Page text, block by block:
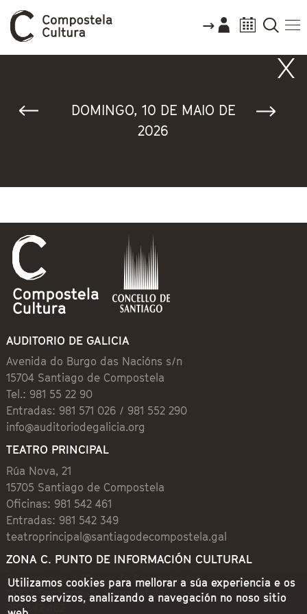
DOMINGO, 10 DE MAIO DE
2026
AUDITORIO DE GALICIA
Avenida do Burgo das Nacións s/n
15704 Santiago de Compostela
Tel.: 981 55 22 90
Entradas: 981 571 026 / 981 552 290
info@auditoriodegalicia.org
TEATRO PRINCIPAL
Rúa Nova, 21
15705 Santiago de Compostela
Oficinas: 981 542 461
Entradas: 981 542 349
teatroprincipal@santiagodecompostela.gal
ZONA C. PUNTO DE INFORMACIÓN CULTURAL
Preguntoiro, 1 (Praza de Cervantes)
15704 Santiago de Compostela
981 542 462
Utilizamos cookies para mellorar a súa experiencia e os
nosos servizos, analizando a navegación no noso sitio